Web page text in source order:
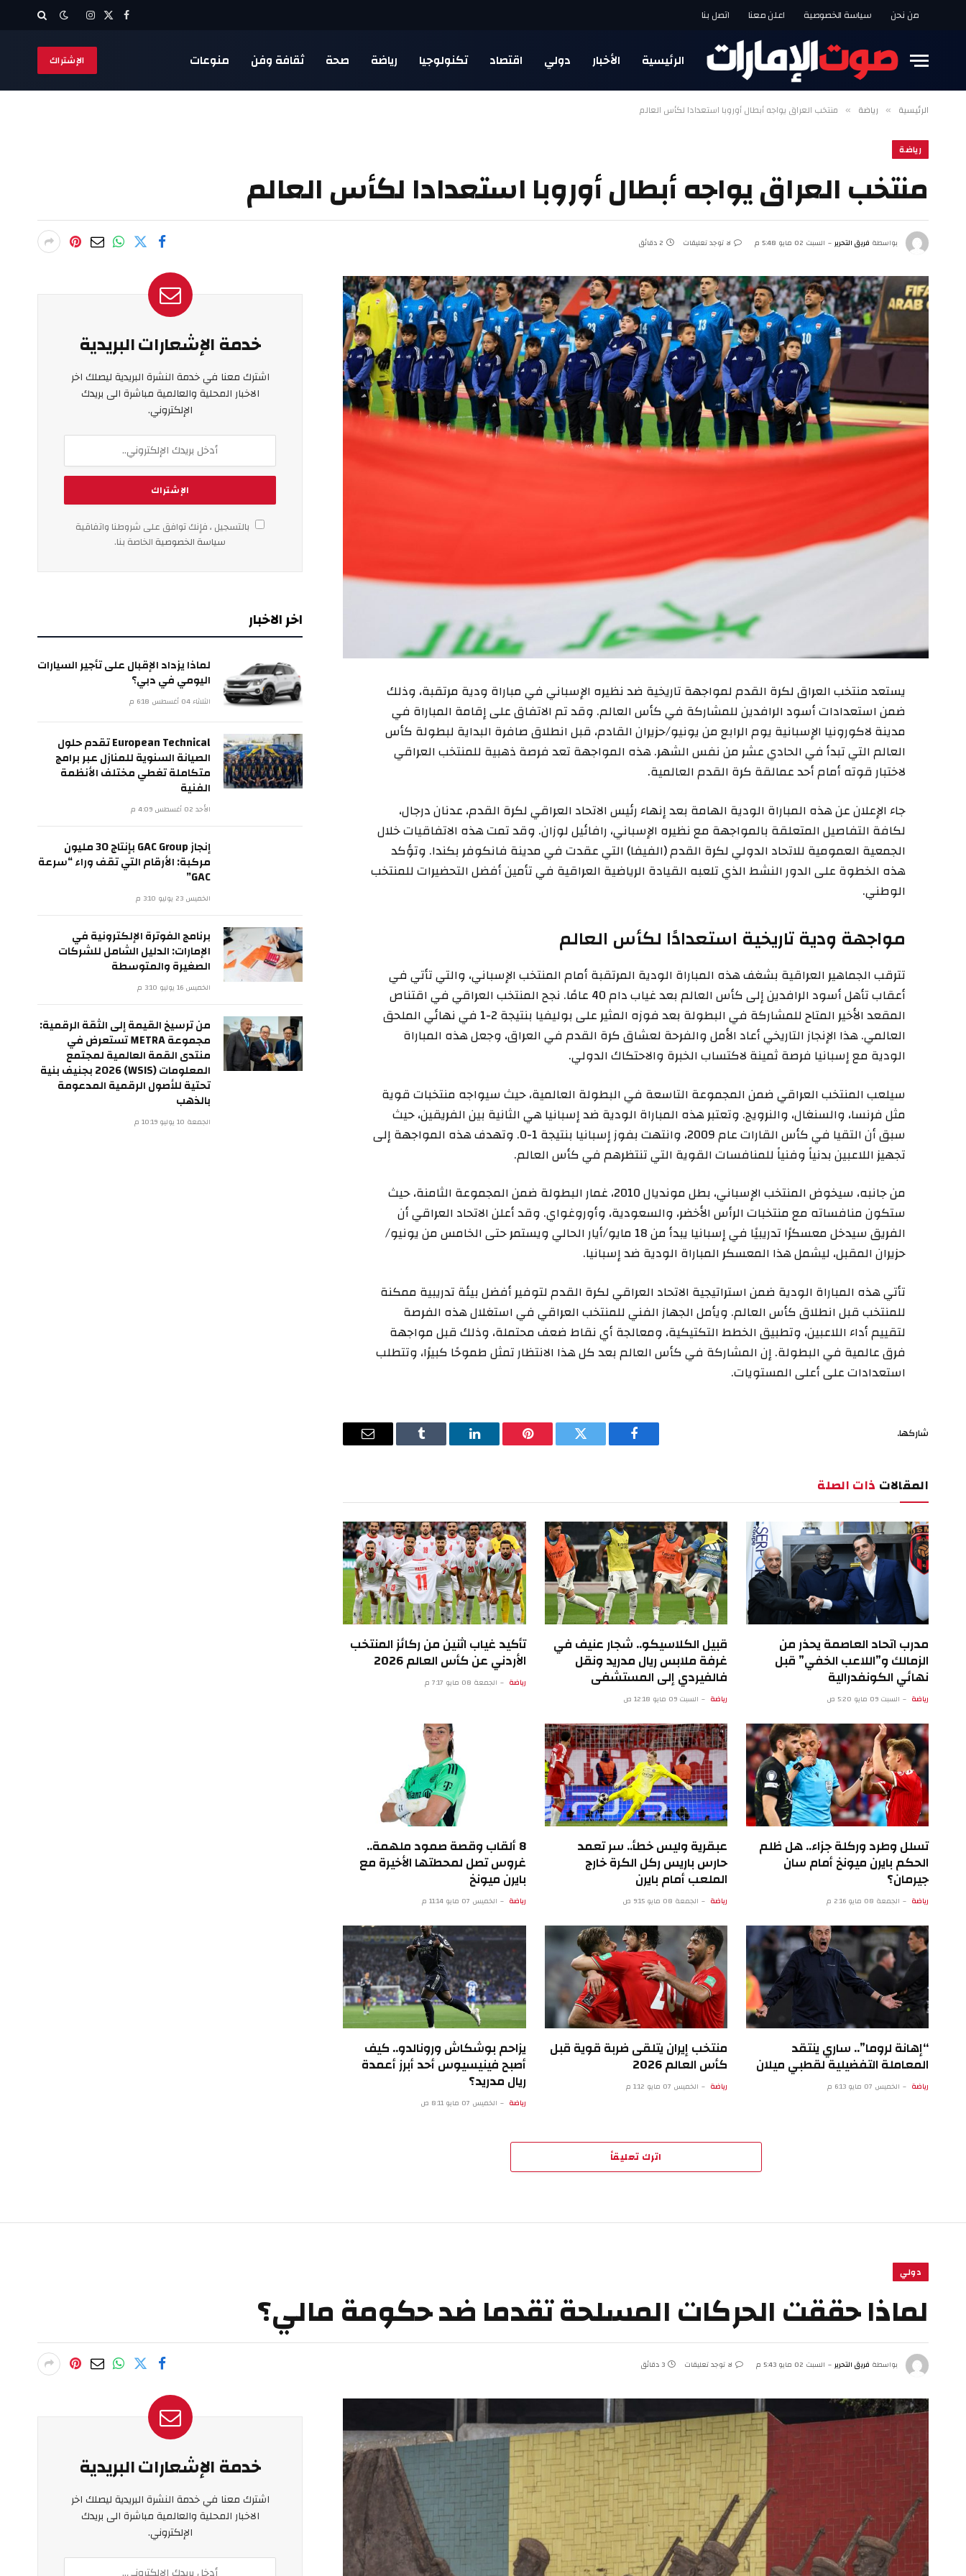
من نحن سياسة الخصوصية اعلن معنا اتصل بنا فيسبوك
X
الانستغرام
الرئيسية الأخبار دولي اقتصاد تكنولوجيا رياضة صحة ثقافة وفن منوعات الإشتراك
الرئيسية » رياضة » منتخب العراق يواجه أبطال أوروبا استعدادا لكأس العالم
رياضة
منتخب العراق يواجه أبطال أوروبا استعدادا لكأس العالم
بواسطة فريق التحرير السبت 02 مايو 5:48 م لا توجد تعليقات 2 دقائق
يستعد منتخب العراق لكرة القدم لمواجهة تاريخية ضد نظيره الإسباني في مباراة ودية مرتقبة، وذلك
ضمن استعدادات أسود الرافدين للمشاركة في كأس العالم. وقد تم الاتفاق على إقامة المباراة في
مدينة لاكورونيا الإسبانية يوم الرابع من يونيو/حزيران القادم، قبل انطلاق صافرة البداية لبطولة كأس
العالم التي تبدأ في الحادي عشر من نفس الشهر. هذه المواجهة تعد فرصة ذهبية للمنتخب العراقي
لاختبار قوته أمام أحد عمالقة كرة القدم العالمية.
جاء الإعلان عن هذه المباراة الودية الهامة بعد إنهاء رئيس الاتحاد العراقي لكرة القدم، عدنان درجال،
لكافة التفاصيل المتعلقة بالمواجهة مع نظيره الإسباني، رافائيل لوزان. وقد تمت هذه الاتفاقيات خلال
الجمعية العمومية للاتحاد الدولي لكرة القدم (الفيفا) التي عقدت في مدينة فانكوفر بكندا. وتؤكد
هذه الخطوة على الدور النشط الذي تلعبه القيادة الرياضية العراقية في تأمين أفضل التحضيرات للمنتخب
الوطني.
مواجهة ودية تاريخية استعدادًا لكأس العالم
تترقب الجماهير العراقية بشغف هذه المباراة الودية المرتقبة أمام المنتخب الإسباني، والتي تأتي في
أعقاب تأهل أسود الرافدين إلى كأس العالم بعد غياب دام 40 عامًا. نجح المنتخب العراقي في اقتناص
المقعد الأخير المتاح للمشاركة في البطولة بعد فوزه المثير على بوليفيا بنتيجة 2-1 في نهائي الملحق
العالمي. هذا الإنجاز التاريخي أعاد الأمل والفرحة لعشاق كرة القدم في العراق، وجعل هذه المباراة
الودية مع إسبانيا فرصة ثمينة لاكتساب الخبرة والاحتكاك الدولي.
سيلعب المنتخب العراقي ضمن المجموعة التاسعة في البطولة العالمية، حيث سيواجه منتخبات قوية
مثل فرنسا، والسنغال، والنرويج. وتعتبر هذه المباراة الودية ضد إسبانيا هي الثانية بين الفريقين، حيث
سبق أن التقيا في كأس القارات عام 2009، وانتهت بفوز إسبانيا بنتيجة 1-0. وتهدف هذه المواجهة إلى
تجهيز اللاعبين بدنياً وفنياً للمنافسات القوية التي تنتظرهم في كأس العالم.
من جانبه، سيخوض المنتخب الإسباني، بطل مونديال 2010، غمار البطولة ضمن المجموعة الثامنة، حيث
ستكون منافساته مع منتخبات الرأس الأخضر، والسعودية، وأوروغواي. وقد أعلن الاتحاد العراقي أن
الفريق سيدخل معسكرًا تدريبيًا في إسبانيا يبدأ من 18 مايو/أيار الحالي ويستمر حتى الخامس من يونيو/
حزيران المقبل، ليشمل هذا المعسكر المباراة الودية ضد إسبانيا.
تأتي هذه المباراة الودية ضمن استراتيجية الاتحاد العراقي لكرة القدم لتوفير أفضل بيئة تدريبية ممكنة
للمنتخب قبل انطلاق كأس العالم. ويأمل الجهاز الفني للمنتخب العراقي في استغلال هذه الفرصة
لتقييم أداء اللاعبين، وتطبيق الخطط التكتيكية، ومعالجة أي نقاط ضعف محتملة، وذلك قبل مواجهة
فرق عالمية في البطولة. إن المشاركة في كأس العالم بعد كل هذا الانتظار تمثل طموحًا كبيرًا، وتتطلب
استعدادات على أعلى المستويات.
شاركها.
فيسبوك تويتر بينتيريستلينكدإن Tumblr
البريد
المقالات ذات الصلة
مدرب اتحاد العاصمة يحذر من
الزمالك و”اللاعب الخفي” قبل
نهائي الكونفدرالية
رياضة السبت 09 مايو 5:20 ص
قبيل الكلاسيكو.. شجار عنيف في
غرفة ملابس ريال مدريد ونقل
فالفيردي إلى المستشفى
رياضة السبت 09 مايو 12:18 ص
تأكيد غياب اثنين من ركائز المنتخب
الأردني عن كأس العالم 2026
رياضة الجمعة 08 مايو 7:17 م
تسلل وطرد وركلة جزاء.. هل ظلم
الحكم بايرن ميونخ أمام سان
جيرمان؟
رياضة الجمعة 08 مايو 2:16 م
عبقرية وليس خطأ.. سر تعمد
حارس باريس ركل الكرة خارج
الملعب أمام بايرن
رياضة الجمعة 08 مايو 9:15 ص
8 ألقاب وقصة صمود ملهمة..
غروس تصل لمحطتها الأخيرة مع
بايرن ميونخ
رياضة الخميس 07 مايو 11:14 م
“إهانة لروما”.. ساري ينتقد
المعاملة التفضيلية لقطبي ميلان
رياضة الخميس 07 مايو 6:13 م
منتخب إيران يتلقى ضربة قوية قبل
كأس العالم 2026
رياضة الخميس 07 مايو 1:12 م
يزاحم بوشكاش ورونالدو.. كيف
أصبح فينيسيوس أحد أبرز أعمدة
ريال مدريد؟
رياضة الخميس 07 مايو 8:11 ص
اترك تعليقاً
خدمة الإشعارات البريدية
اشترك معنا في خدمة النشرة البريدية ليصلك اخر
الاخبار المحلية والعالمية مباشرة الى بريدك
الإلكتروني.
بالتسجيل ، فإنك توافق على شروطنا واتفاقية
سياسة الخصوصية الخاصة بنا.
اخر الاخبار
لماذا يزداد الإقبال على تأجير السيارات
اليومي في دبي؟
الثلاثاء 04 أغسطس 6:18 م
European Technical تقدم حلول
الصيانة السنوية للمنازل عبر برامج
متكاملة تغطي مختلف الأنظمة
الفنية
الأحد 02 أغسطس 4:09 م
إنجاز GAC Group بإنتاج 30 مليون
مركبة: الأرقام التي تقف وراء “سرعة
GAC”
الخميس 23 يوليو 3:10 م
برنامج الفوترة الإلكترونية في
الإمارات: الدليل الشامل للشركات
الصغيرة والمتوسطة
الخميس 16 يوليو 3:10 م
من ترسيخ القيمة إلى الثقة الرقمية:
مجموعة METRA تستعرض في
منتدى القمة العالمية لمجتمع
المعلومات (WSIS) 2026 بجنيف بنية
تحتية للأصول الرقمية المدعومة
بالذهب
الجمعة 10 يوليو 10:19 م
دولي
لماذا حققت الحركات المسلحة تقدما ضد حكومة مالي؟
بواسطة فريق التحرير السبت 02 مايو 5:43 م لا توجد تعليقات 3 دقائق
خدمة الإشعارات البريدية
اشترك معنا في خدمة النشرة البريدية ليصلك اخر
الاخبار المحلية والعالمية مباشرة الى بريدك
الإلكتروني.